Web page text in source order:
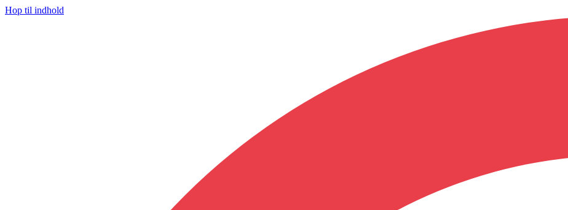
Hop til indhold